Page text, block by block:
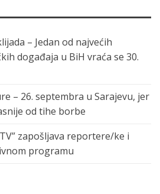
– Jedan od najvećih
događaja u BiH vraća se 30.
– 26. septembra u Sarajevu, jer
od tihe borbe
TV” zapošljava reportere/ke i
programu